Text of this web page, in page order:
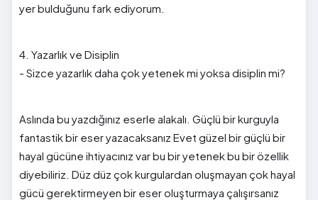
yer bulduğunu fark ediyorum.
4. Yazarlık ve Disiplin
- Sizce yazarlık daha çok yetenek mi yoksa disiplin mi?
Aslında bu yazdığınız eserle alakalı. Güçlü bir kurguyla
fantastik bir eser yazacaksanız Evet güzel bir güçlü bir
hayal gücüne ihtiyacınız var bu bir yetenek bu bir özellik
diyebiliriz. Düz düz çok kurgulardan oluşmayan çok hayal
gücü gerektirmeyen bir eser oluşturmaya çalışırsanız